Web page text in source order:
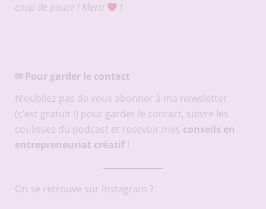
coup de pouce ! Merci
!
✉ Pour garder le contact
N’oubliez pas de vous abonner à ma newsletter
(c’est gratuit !) pour garder le contact, suivre les
coulisses du podcast et recevoir mes conseils en
entrepreneuriat créatif!
On se retrouve sur Instagram ?